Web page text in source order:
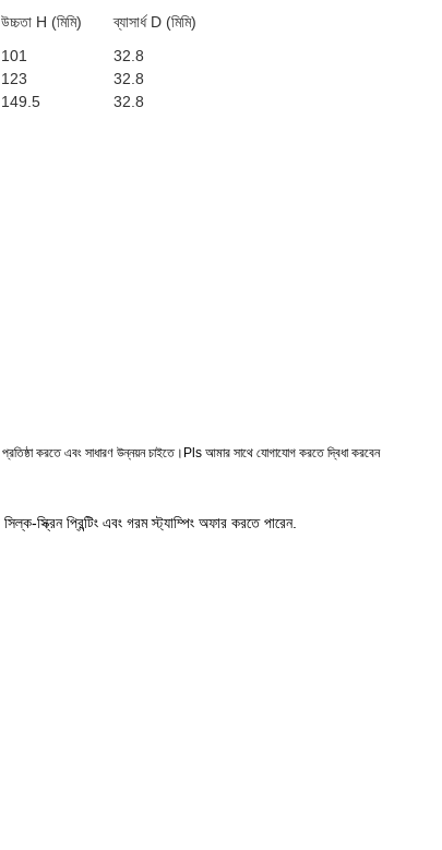
উচ্চতা H (মিমি) ব্যাসার্ধ D (মিমি)
101
32.8
123
32.8
149.5 32.8
প্রতিষ্ঠা করতে এবং সাধারণ উন্নয়ন চাইতে।Pls আমার সাথে যোগাযোগ করতে দ্বিধা করবেন
স্ক্রিন প্রিন্টিং এবং গরম স্ট্যাম্পিং অফার করতে পারেন.